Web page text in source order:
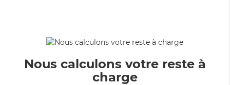
Nous calculons votre reste à
charge